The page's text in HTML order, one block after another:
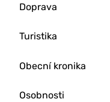
Doprava
Turistika
Obecní kronika
Osobnosti